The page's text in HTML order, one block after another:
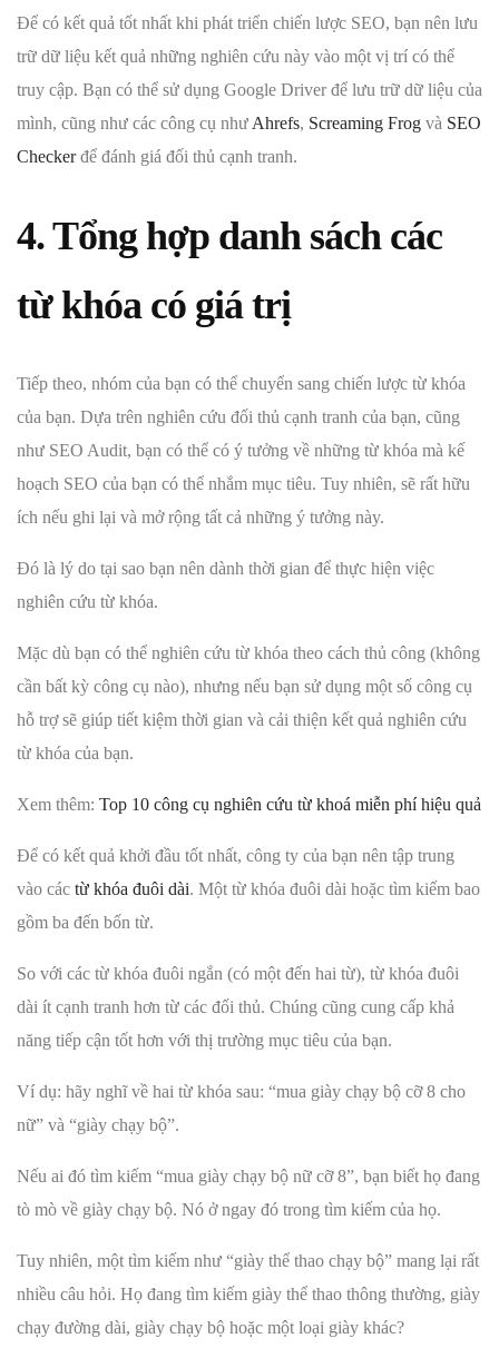
Để có kết quả tốt nhất khi phát triển chiến lược SEO, bạn nên lưu
trữ dữ liệu kết quả những nghiên cứu này vào một vị trí có thể
truy cập. Bạn có thể sử dụng Google Driver để lưu trữ dữ liệu của
mình, cũng như các công cụ như Ahrefs, Screaming Frog và SEO
Checkerđể đánh giá đối thủ cạnh tranh.
4. Tổng hợp danh sách các
từ khóa có giá trị
Tiếp theo, nhóm của bạn có thể chuyển sang chiến lược từ khóa
của bạn. Dựa trên nghiên cứu đối thủ cạnh tranh của bạn, cũng
như SEO Audit, bạn có thể có ý tưởng về những từ khóa mà kế
hoạch SEO của bạn có thể nhắm mục tiêu. Tuy nhiên, sẽ rất hữu
ích nếu ghi lại và mở rộng tất cả những ý tưởng này.
Đó là lý do tại sao bạn nên dành thời gian để thực hiện việc
nghiên cứu từ khóa.
Mặc dù bạn có thể nghiên cứu từ khóa theo cách thủ công (không
cần bất kỳ công cụ nào), nhưng nếu bạn sử dụng một số công cụ
hỗ trợ sẽ giúp tiết kiệm thời gian và cải thiện kết quả nghiên cứu
từ khóa của bạn.
Xem thêm: Top 10 công cụ nghiên cứu từ khoá miễn phí hiệu quả
Để có kết quả khởi đầu tốt nhất, công ty của bạn nên tập trung
vào các từ khóa đuôi dài. Một từ khóa đuôi dài hoặc tìm kiếm bao
gồm ba đến bốn từ.
So với các từ khóa đuôi ngắn (có một đến hai từ), từ khóa đuôi
dài ít cạnh tranh hơn từ các đối thủ. Chúng cũng cung cấp khả
năng tiếp cận tốt hơn với thị trường mục tiêu của bạn.
Ví dụ: hãy nghĩ về hai từ khóa sau: “mua giày chạy bộ cỡ 8 cho
nữ” và “giày chạy bộ”.
Nếu ai đó tìm kiếm “mua giày chạy bộ nữ cỡ 8”, bạn biết họ đang
tò mò về giày chạy bộ. Nó ở ngay đó trong tìm kiếm của họ.
Tuy nhiên, một tìm kiếm như “giày thể thao chạy bộ” mang lại rất
nhiều câu hỏi. Họ đang tìm kiếm giày thể thao thông thường, giày
chạy đường dài, giày chạy bộ hoặc một loại giày khác?